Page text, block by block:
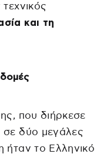
και τη
που διήρκεσε
σε δύο μεγάλες
ήταν το Ελληνικό